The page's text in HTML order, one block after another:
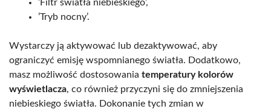
’Filtr światła niebieskiego’,
’Tryb nocny’.
Wystarczy ją aktywować lub dezaktywować, aby
ograniczyć emisję wspomnianego światła. Dodatkowo,
masz możliwość dostosowania temperatury kolorów
wyświetlacza, co również przyczyni się do zmniejszenia
niebieskiego światła. Dokonanie tych zmian w